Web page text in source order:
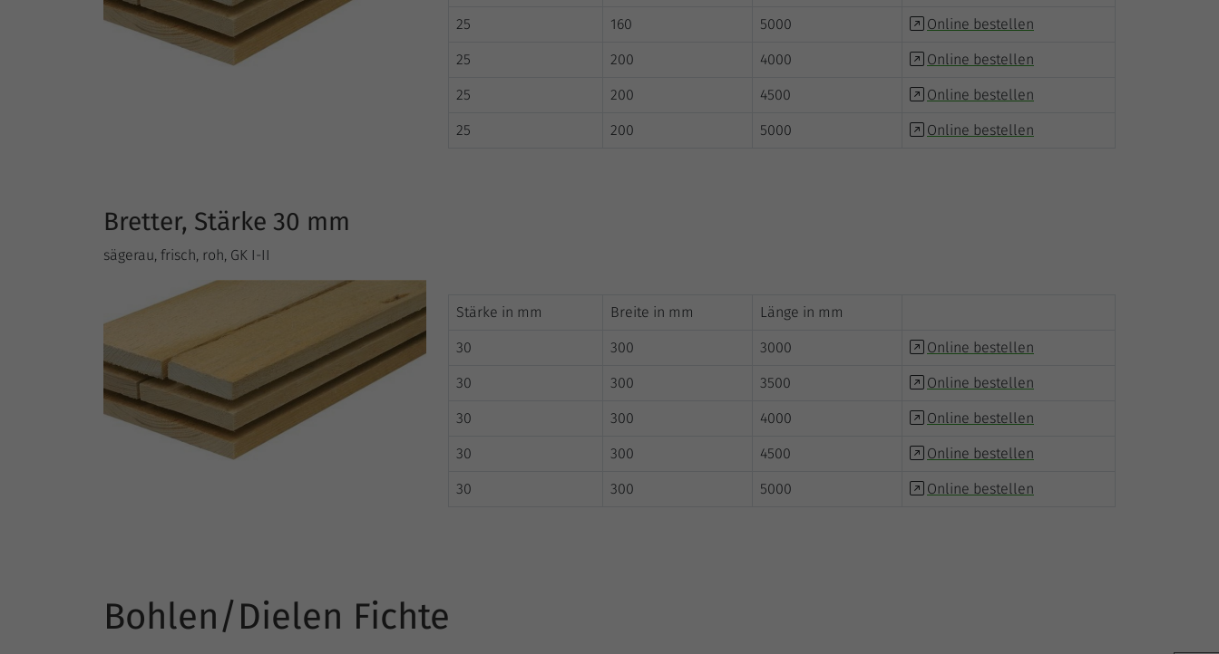
25 160 5000 Online bestellen
25 200 4000 Online bestellen
25 200 4500 Online bestellen
25 200 5000 Online bestellen
Bretter, Stärke 30 mm
sägerau, frisch, roh, GK I-II
Stärke in mm Breite in mm Länge in mm
30 300 3000 Online bestellen
30 300 3500 Online bestellen
30 300 4000 Online bestellen
30 300 4500 Online bestellen
30 300 5000 Online bestellen
Bohlen/Dielen Fichte
Datenübertragungen unterbunden.